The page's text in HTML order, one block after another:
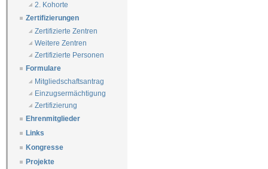
2. Kohorte
Zertifizierungen
Zertifizierte Zentren
Weitere Zentren
Zertifizierte Personen
Formulare
Mitgliedschaftsantrag
Einzugsermächtigung
Zertifizierung
Ehrenmitglieder
Links
Kongresse
Projekte